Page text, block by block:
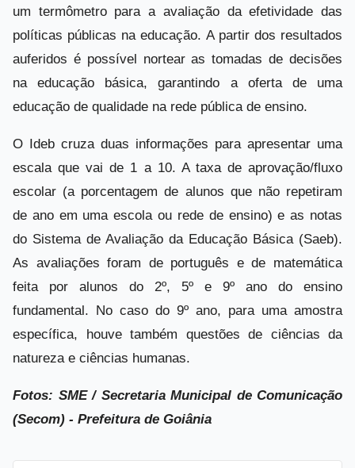
um termômetro para a avaliação da efetividade das
políticas públicas na educação. A partir dos resultados
auferidos é possível nortear as tomadas de decisões
na educação básica, garantindo a oferta de uma
educação de qualidade na rede pública de ensino.
O Ideb cruza duas informações para apresentar uma
escala que vai de 1 a 10. A taxa de aprovação/fluxo
escolar (a porcentagem de alunos que não repetiram
de ano em uma escola ou rede de ensino) e as notas
do Sistema de Avaliação da Educação Básica (Saeb).
As avaliações foram de português e de matemática
feita por alunos do 2º, 5º e 9º ano do ensino
fundamental. No caso do 9º ano, para uma amostra
específica, houve também questões de ciências da
natureza e ciências humanas.
Fotos: SME / Secretaria Municipal de Comunicação
(Secom) - Prefeitura de Goiânia